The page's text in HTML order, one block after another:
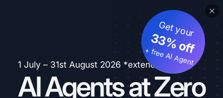
1 July – 31st August 2026 *extended
AI Agents at Zero
Get your
33% off
+ free AI Agent